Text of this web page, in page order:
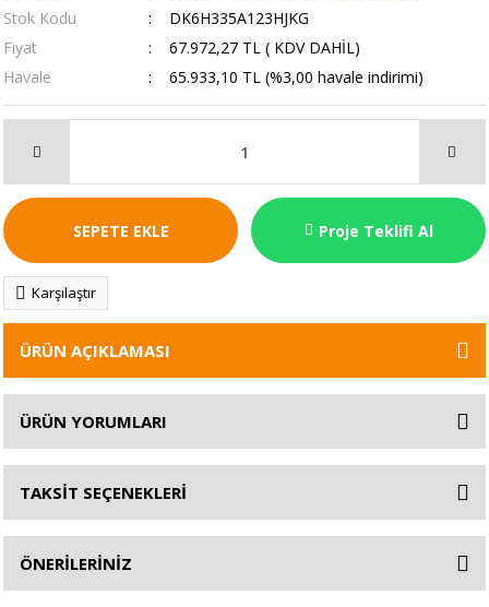
Stok Kodu
DK6H335A123HJKG
Fiyat
67.972,27 TL ( KDV DAHİL)
Havale
65.933,10 TL (%3,00 havale indirimi)
SEPETE EKLE Proje Teklifi Al
Karşılaştır
ÜRÜN AÇIKLAMASI
ÜRÜN YORUMLARI
TAKSİT SEÇENEKLERİ
ÖNERİLERİNİZ